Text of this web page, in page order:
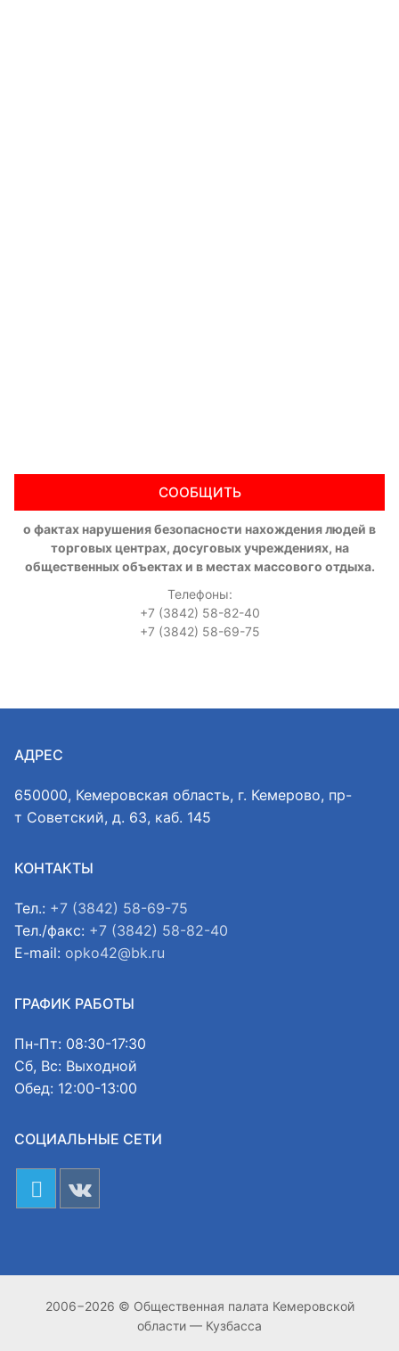
СООБЩИТЬ
о фактах нарушения безопасности нахождения людей в
торговых центрах, досуговых учреждениях, на
общественных объектах и в местах массового отдыха.
Телефоны:
+7 (3842) 58-82-40
+7 (3842) 58-69-75
АДРЕС
650000, Кемеровская область, г. Кемерово, пр-
т Советский, д. 63, каб. 145
КОНТАКТЫ
Тел.: +7 (3842) 58-69-75
Тел./факс: +7 (3842) 58-82-40
E-mail: opko42@bk.ru
ГРАФИК РАБОТЫ
Пн-Пт: 08:30-17:30
Сб, Вс: Выходной
Обед: 12:00-13:00
СОЦИАЛЬНЫЕ СЕТИ
2006−2026 © Общественная палата Кемеровской
области — Кузбасса